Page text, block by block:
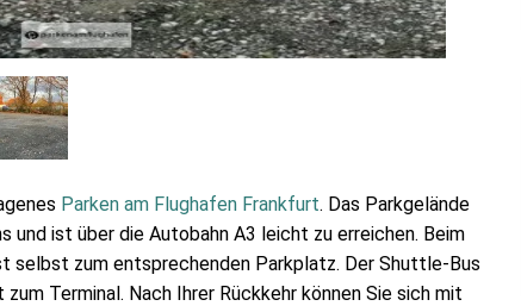
Parken am Flughafen Frankfurt. Das Parkgelände
ist über die Autobahn A3 leicht zu erreichen. Beim
selbst zum entsprechenden Parkplatz. Der Shuttle-Bus
Terminal. Nach Ihrer Rückkehr können Sie sich mit